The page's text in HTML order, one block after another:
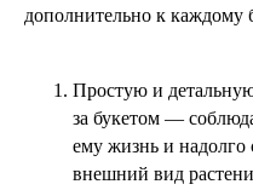
дополнительно к каждому
Простую и
за букетом —
ему жизнь и надолго
внешний вид